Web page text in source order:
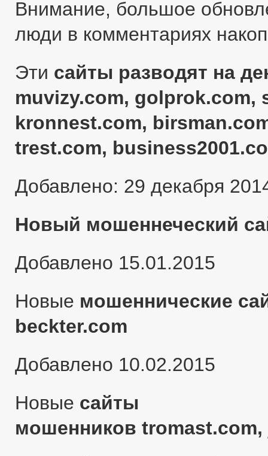
Внимание, большое
люди в комментариях
Эти сайты разводят на
muvizy.com, golprok.com,
kronnest.com,
trest.com,
Добавлено: 29 декабря
Новый мошеннеческий
Добавлено 15.01.2015
Новые мошеннические
beckter.com
Добавлено 10.02.2015
Новые сайты
мошенников